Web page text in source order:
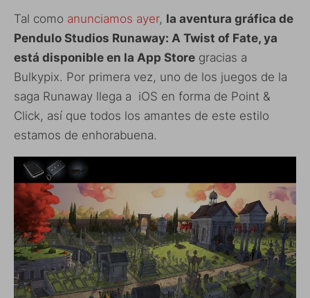
Tal como anunciamos ayer, la aventura gráfica de
Pendulo Studios Runaway: A Twist of Fate, ya
está disponible en la App Store gracias a
Bulkypix. Por primera vez, uno de los juegos de la
saga Runaway llega a iOS en forma de Point &
Click, así que todos los amantes de este estilo
estamos de enhorabuena.